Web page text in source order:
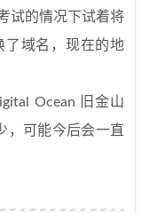
试的情况下试着将
了域名，现在的地
Ocean 旧金山
，可能今后会一直